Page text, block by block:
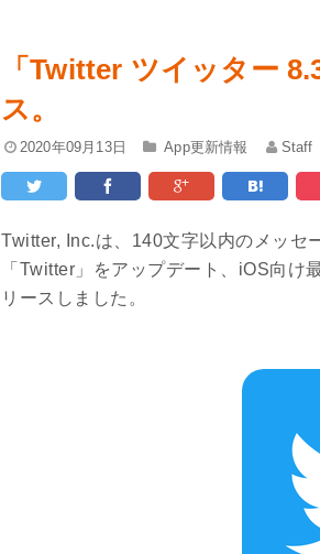
「Twitter ツイッター
ス。
2020年09月13日 App更新情報 Staff
Twitter, Inc.は、140文字以内のメッセ
「Twitter」をアップデート、iOS向け
リースしました。